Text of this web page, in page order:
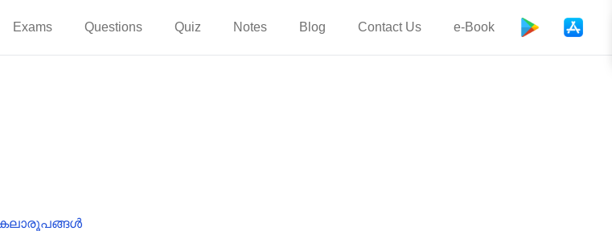
Exams Questions Quiz Notes Blog Contact Us e-Book
കലാരൂപങ്ങൾ